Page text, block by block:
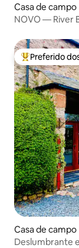
Casa de campo
NOVO — River
Entre os
Preferido
Casa de campo
Deslumbrante